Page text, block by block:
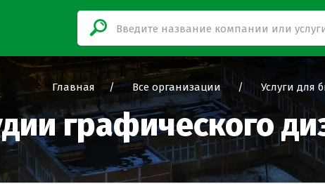
Главная Все организации Услуги для
графического